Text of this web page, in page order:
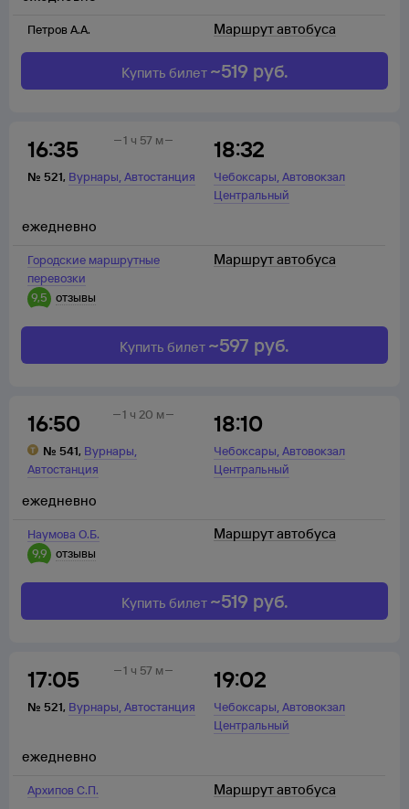
Петров А.А.
Маршрут автобуса
Купить билет ~519 руб.
16:35
№ 521, Вурнары,Автостанция
18:32
Чебоксары,Автовокзал
Центральный
1 ч 57 м
Городские маршрутные
перевозки
9,5
отзывы
ежедневно
Маршрут автобуса
Купить билет ~597 руб.
16:50
№ 541, Вурнары,
Автостанция
18:10
Чебоксары,Автовокзал
Центральный
1 ч 20 м
Наумова О.Б.
9,9
отзывы
ежедневно
Маршрут автобуса
Купить билет ~519 руб.
17:05
№ 521, Вурнары,Автостанция
19:02
Чебоксары,Автовокзал
Центральный
1 ч 57 м
Архипов С.П.
ежедневно
Маршрут автобуса